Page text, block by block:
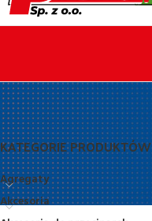
KATEGORIE PRODUKTÓW
Agregaty
Akcesoria